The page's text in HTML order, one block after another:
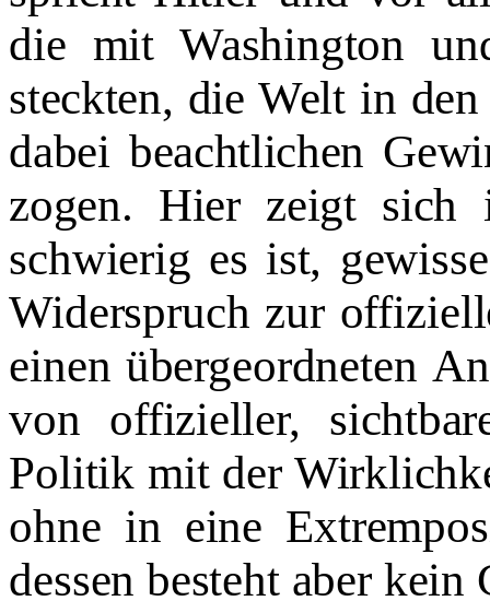
die mit Washington
steckten, die Welt in
dabei beachtlichen
zogen. Hier zeigt
schwierig es ist,
Wider­spruch zur
einen übergeordneten
von offizieller,
Politik mit der
ohne in eine
dessen besteht aber kein